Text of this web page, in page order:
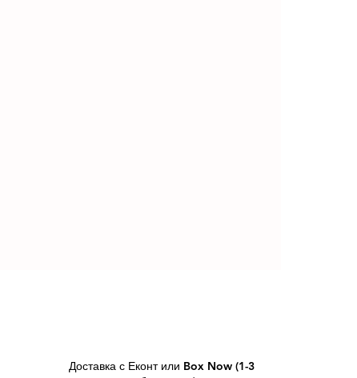
Доставка с Еконт или Box Now (1-3